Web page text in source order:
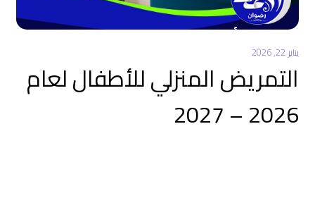
يناير 22, 2026
التمريض المنزلي للأطفال لعام
2026 – 2027